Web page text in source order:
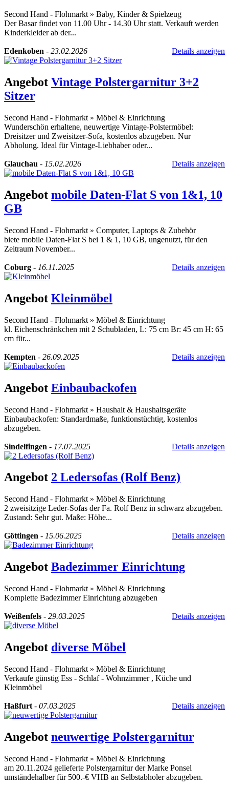
Second Hand - Flohmarkt » Baby, Kinder & Spielzeug
Der Basar findet von 11.00 Uhr - 14.30 Uhr statt. Verkauft werden
Kinderkleider ab der...
Edenkoben - 23.02.2026 Details anzeigen
Angebot Vintage Polstergarnitur 3+2
Sitzer
Second Hand - Flohmarkt » Möbel & Einrichtung
Wunderschön erhaltene, neuwertige Vintage-Polstermöbel:
Dreisitzer und Zweisitzer-Sofa, kostenlos abzugeben. Nur
Abholung. Ideal für Vintage-Liebhaber oder...
Glauchau - 15.02.2026 Details anzeigen
Angebot mobile Daten-Flat S von 1&1, 10
GB
Second Hand - Flohmarkt » Computer, Laptops & Zubehör
biete mobile Daten-Flat S bei 1 & 1, 10 GB, ungenutzt, für den
Zeitraum November...
Coburg - 16.11.2025 Details anzeigen
Angebot Kleinmöbel
Second Hand - Flohmarkt » Möbel & Einrichtung
kl. Eichenschränkchen mit 2 Schubladen, L: 75 cm Br: 45 cm H: 65
cm für...
Kempten - 26.09.2025 Details anzeigen
Angebot Einbaubackofen
Second Hand - Flohmarkt » Haushalt & Haushaltsgeräte
Einbaubackofen: Standardmaße, funktionstüchtig, kostenlos
abzugeben.
Sindelfingen - 17.07.2025 Details anzeigen
Angebot 2 Ledersofas (Rolf Benz)
Second Hand - Flohmarkt » Möbel & Einrichtung
2 zweisitzige Leder-Sofas der Fa. Rolf Benz in schwarz abzugeben.
Zustand: Sehr gut. Maße: Höhe...
Göttingen - 15.06.2025 Details anzeigen
Angebot Badezimmer Einrichtung
Second Hand - Flohmarkt » Möbel & Einrichtung
Komplette Badezimmer Einrichtung abzugeben
Weißenfels - 29.03.2025 Details anzeigen
Angebot diverse Möbel
Second Hand - Flohmarkt » Möbel & Einrichtung
Verkaufe günstig Ess - Schlaf - Wohnzimmer , Küche und
Kleinmöbel
Haßfurt - 07.03.2025 Details anzeigen
Angebot neuwertige Polstergarnitur
Second Hand - Flohmarkt » Möbel & Einrichtung
am 20.11.2024 gelieferte Polstergarnitur der Marke Ponsel
umständehalber für 500.-€ VHB an Selbstabholer abzugeben.